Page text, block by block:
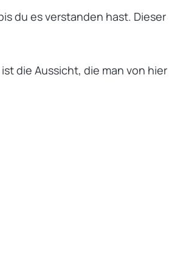
du es verstanden hast. Dieser
die Aussicht, die man von hier